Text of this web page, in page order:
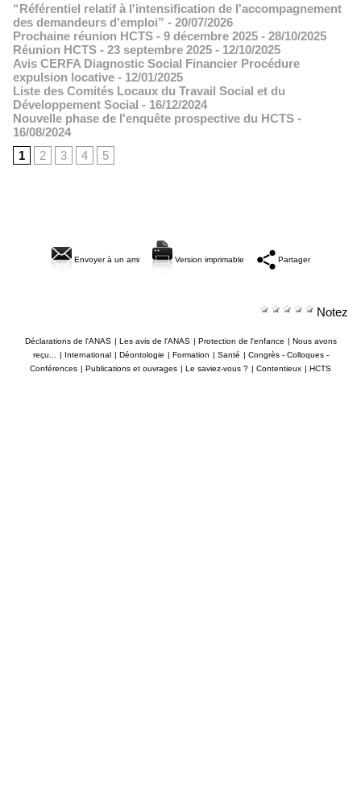
“Référentiel relatif à l'intensification de l'accompagnement
des demandeurs d'emploi” - 20/07/2026
Prochaine réunion HCTS - 9 décembre 2025 - 28/10/2025
Réunion HCTS - 23 septembre 2025 - 12/10/2025
Avis CERFA Diagnostic Social Financier Procédure
expulsion locative - 12/01/2025
Liste des Comités Locaux du Travail Social et du
Développement Social - 16/12/2024
Nouvelle phase de l'enquête prospective du HCTS -
16/08/2024
1
2 3 4 5
Envoyer à un ami Version imprimable Partager
Notez
Déclarations de l'ANAS | Les avis de l'ANAS | Protection de l'enfance | Nous avons
reçu...
| International | Déontologie | Formation | Santé | Congrès - Colloques -
Conférences | Publications et ouvrages | Le saviez-vous ? | Contentieux | HCTS